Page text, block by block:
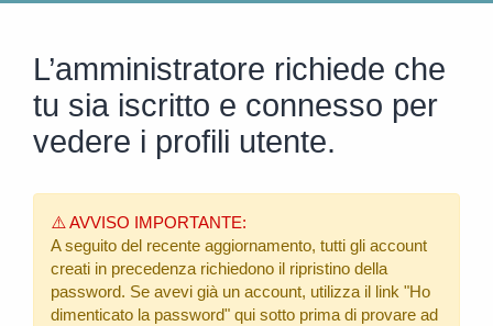
L’amministratore richiede che
tu sia iscritto e connesso per
vedere i profili utente.
⚠️ AVVISO IMPORTANTE:
A seguito del recente aggiornamento, tutti gli account
creati in precedenza richiedono il ripristino della
password. Se avevi già un account, utilizza il link "Ho
dimenticato la password" qui sotto prima di provare ad